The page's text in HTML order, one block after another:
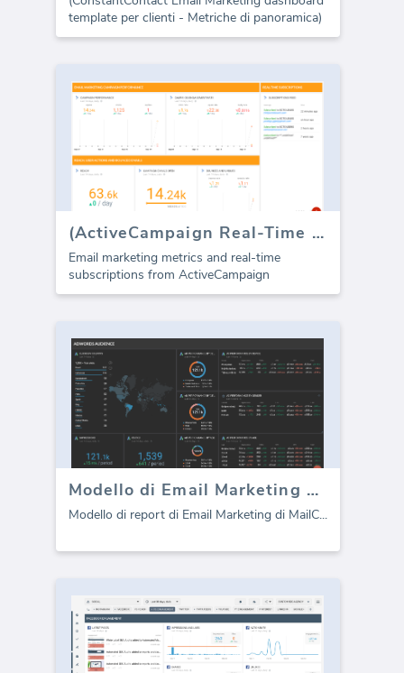
template per clienti - Metriche di panoramica)
(ActiveCampaign Real-Time Feed)
Email marketing metrics and real-time
subscriptions from ActiveCampaign
Modello di Email Marketing MailChimp per agenzie (Report)
Modello di report di Email Marketing di MailC...